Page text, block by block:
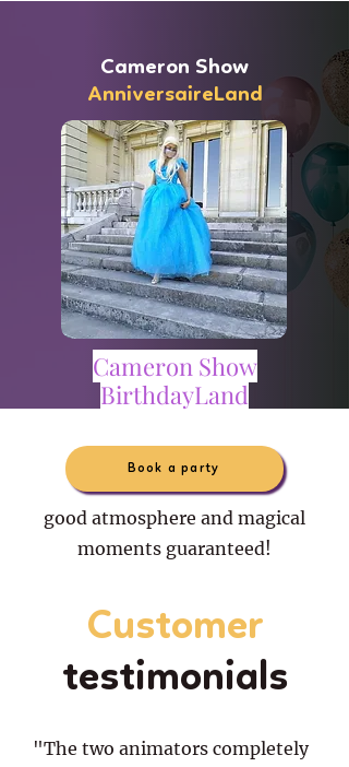
Cameron Show
AnniversaireLand
Cameron Show
BirthdayLand
Book a party
good atmosphere and magical
moments guaranteed!
Customer
testimonials
"The two animators completely